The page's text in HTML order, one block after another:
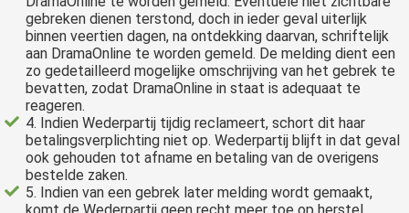
gebreken dienen terstond, doch in ieder geval uiterlijk
binnen veertien dagen, na ontdekking daarvan, schriftelijk
aan DramaOnline te worden gemeld. De melding dient een
zo gedetailleerd mogelijke omschrijving van het gebrek te
bevatten, zodat DramaOnline in staat is adequaat te
reageren.
4. Indien Wederpartij tijdig reclameert, schort dit haar
betalingsverplichting niet op. Wederpartij blijft in dat geval
ook gehouden tot afname en betaling van de overigens
bestelde zaken.
5. Indien van een gebrek later melding wordt gemaakt,